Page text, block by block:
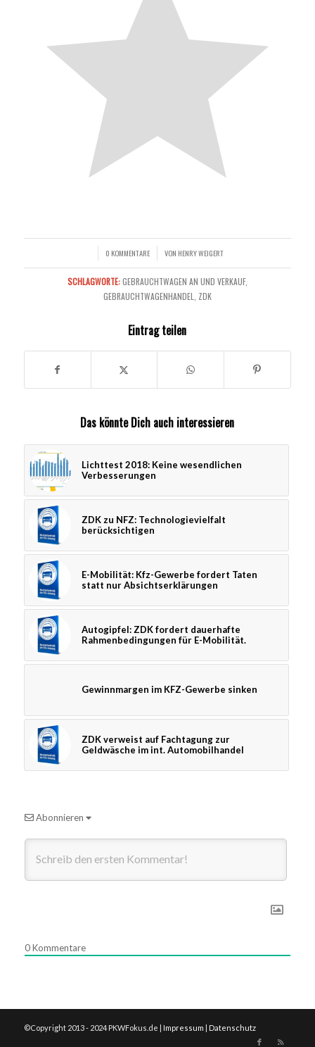
0 KOMMENTARE
/ VON HENRY WEIGERT
SCHLAGWORTE:GEBRAUCHTWAGEN AN UND VERKAUF,
GEBRAUCHTWAGENHANDEL ZDK
Eintrag teilen
Das könnte Dich auch interessieren
Lichttest 2018: Keine wesendlichen
Verbesserungen
ZDK zu NFZ: Technologievielfalt
berücksichtigen
E-Mobilität: Kfz-Gewerbe fordert Taten
statt nur Absichtserklärungen
Autogipfel: ZDK fordert dauerhafte
Rahmenbedingungen für E-Mobilität.
Gewinnmargen im KFZ-Gewerbe sinken
ZDK verweist auf Fachtagung zur
Geldwäsche im int. Automobilhandel
Abonnieren
0Kommentare
©Copyright 2013 - 2024 PKWFokus.de | Impressum | Datenschutz